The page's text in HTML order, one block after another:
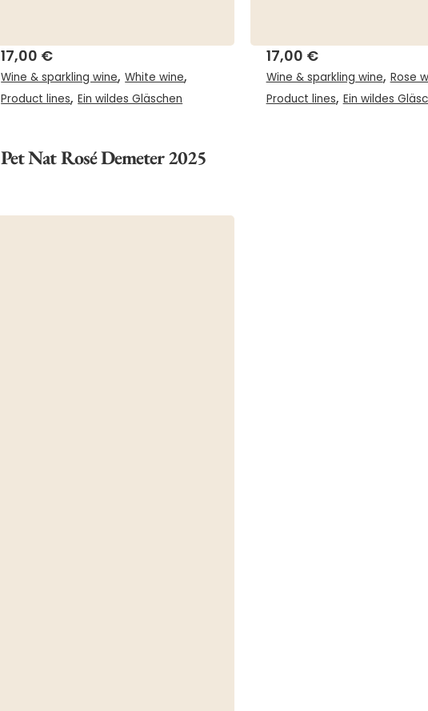
17,00 €
Wine & sparkling wine,White wine,
Product lines,Ein wildes Gläschen
17,00 €
Wine & sparkling wine, Rose
Product lines, Ein wildes
Pet Nat Rosé Demeter 2025